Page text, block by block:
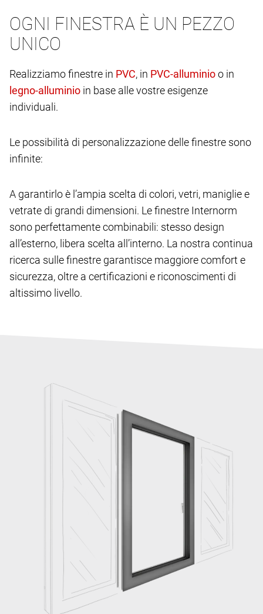
OGNI FINESTRA È UN PEZZO
UNICO
Realizziamo finestre in , in
o in
in base alle vostre esigenze
individuali.
Le possibilità di personalizzazione delle finestre sono
infinite:
A garantirlo è l’ampia scelta di colori, vetri, maniglie e
vetrate di grandi dimensioni. Le finestre Internorm
sono perfettamente combinabili: stesso design
all’esterno, libera scelta all’interno. La nostra continua
ricerca sulle finestre garantisce maggiore comfort e
sicurezza, oltre a certificazioni e riconoscimenti di
altissimo livello.